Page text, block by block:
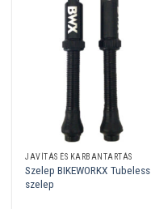
JAVÍTÁS ÉS KARBANTARTÁS
Szelep BIKEWORKX Tubeless
szelep